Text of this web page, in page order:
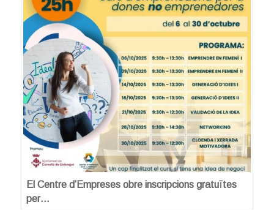
El Centre d’Empreses obre inscripcions gratuïtes
per…